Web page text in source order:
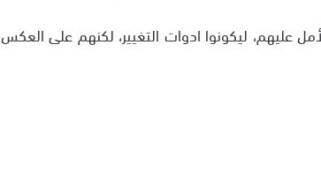
عليهم، ليكونوا ادوات التغيير، لكنهم على العكس